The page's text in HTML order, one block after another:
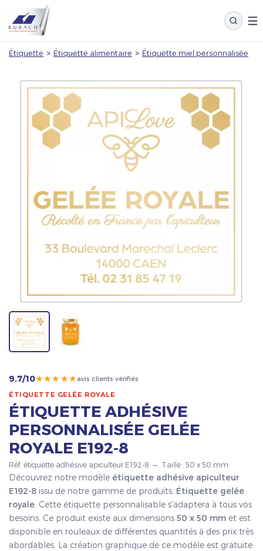
Étiquette > Étiquette alimentaire > Étiquette miel personnalisée
9.7/10★★★★★avis clients vérifiés
ÉTIQUETTE GELÉE ROYALE
ÉTIQUETTE ADHÉSIVE
PERSONNALISÉE GELÉE
ROYALE E192-8
Réf. étiquette adhésive apiculteur E192-8 — Taille : 50 x 50 mm
Découvrez notre modèle étiquette adhésive apiculteur
E192-8 issu de notre gamme de produits, Étiquette gelée
royale . Cette étiquette personnalisable s'adaptera à tous vos
besoins. Ce produit existe aux dimensions 50 x 50 mm et est
disponible en rouleaux de différentes quantités à des prix très
abordables. La création graphique de ce modèle est gratuite